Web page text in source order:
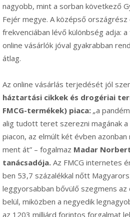
nagyobb, mint a sorban következő
Fejér megye. A középső
frekvenciában lévő különbség adja:
online vásárlók jóval gyakrabban
átlag.
Az online vásárlás terjedését jól
háztartási cikkek és drogériai
FMCG-termékek) piaca: „a
alig tudott teret szerezni magának
piacon, az elmúlt két évben
ment át” – fogalmaz Madar
tanácsadója. Az FMCG internetes
ben 53,7 százalékkal nőtt
leggyorsabban bővülő szegmens az
belül, miközben a negyedik
az 1203 milliárd forintos forgalmat